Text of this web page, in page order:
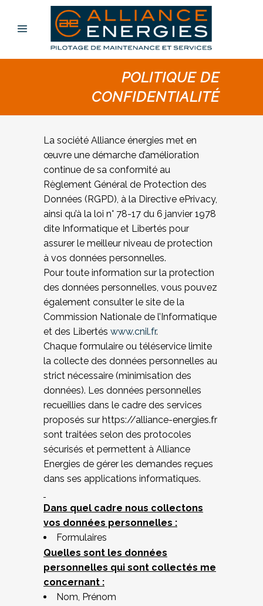
POLITIQUE DE
CONFIDENTIALITÉ
La société Alliance énergies met en
œuvre une démarche d’amélioration
continue de sa conformité au
Règlement Général de Protection des
Données (RGPD), à la Directive ePrivacy,
ainsi qu’à la loi n° 78-17 du 6 janvier 1978
dite Informatique et Libertés pour
assurer le meilleur niveau de protection
à vos données personnelles.
Pour toute information sur la protection
des données personnelles, vous pouvez
également consulter le site de la
Commission Nationale de l’Informatique
et des Libertés www.cnil.fr.
Chaque formulaire ou téléservice limite
la collecte des données personnelles au
strict nécessaire (minimisation des
données). Les données personnelles
recueillies dans le cadre des services
proposés sur https://alliance-energies.fr
sont traitées selon des protocoles
sécurisés et permettent à Alliance
Energies de gérer les demandes reçues
dans ses applications informatiques.
Dans quel cadre nous collectons
vos données personnelles :
Formulaires
Quelles sont les données
personnelles qui sont collectés me
concernant :
Nom, Prénom